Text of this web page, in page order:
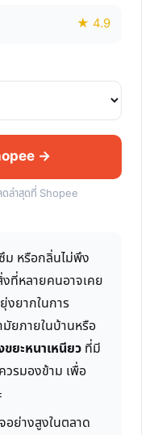
★ 4.9
→
ดล่าสุดที่ Shopee
ม หรือกลิ่นไม่พึง
ที่หลายคนอาจเคย
งยากในการ
ยภายในบ้านหรือ
ขยะหนาเหนียว ที่มี
รมองข้าม เพื่อ
อย่างสูงในตลาด